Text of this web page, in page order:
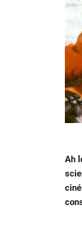
Ah